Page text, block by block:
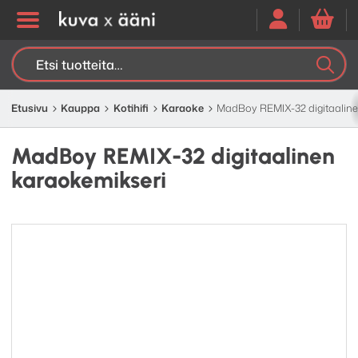
Etsi:
Etusivu Kauppa Kotihifi Karaoke MadBoy REMIX-32
MadBoy REMIX-32 digitaalinen
karaokemikseri